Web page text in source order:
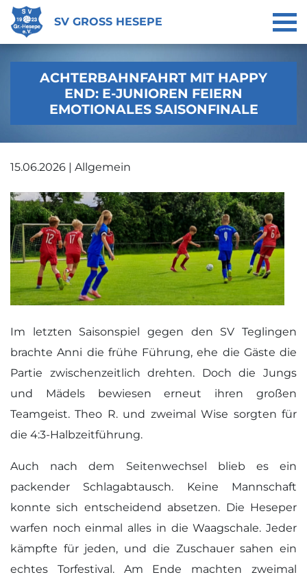
SV GROSS HESEPE
ACHTERBAHNFAHRT MIT HAPPY
END: E-JUNIOREN FEIERN
EMOTIONALES SAISONFINALE
15.06.2026 | Allgemein
Im letzten Saisonspiel gegen den SV Teglingen
brachte Anni die frühe Führung, ehe die Gäste die
Partie zwischenzeitlich drehten. Doch die Jungs
und Mädels bewiesen erneut ihren großen
Teamgeist. Theo R. und zweimal Wise sorgten für
die 4:3-Halbzeitführung.
Auch nach dem Seitenwechsel blieb es ein
packender Schlagabtausch. Keine Mannschaft
konnte sich entscheidend absetzen. Die Heseper
warfen noch einmal alles in die Waagschale. Jeder
kämpfte für jeden, und die Zuschauer sahen ein
echtes Torfestival. Am Ende machten zweimal